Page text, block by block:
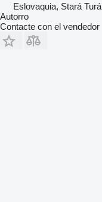
Eslovaquia, Stará Turá
Autorro
Contacte con el vendedor